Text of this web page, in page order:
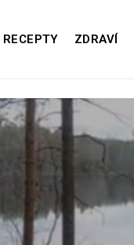
RECEPTY ZDRAVÍ